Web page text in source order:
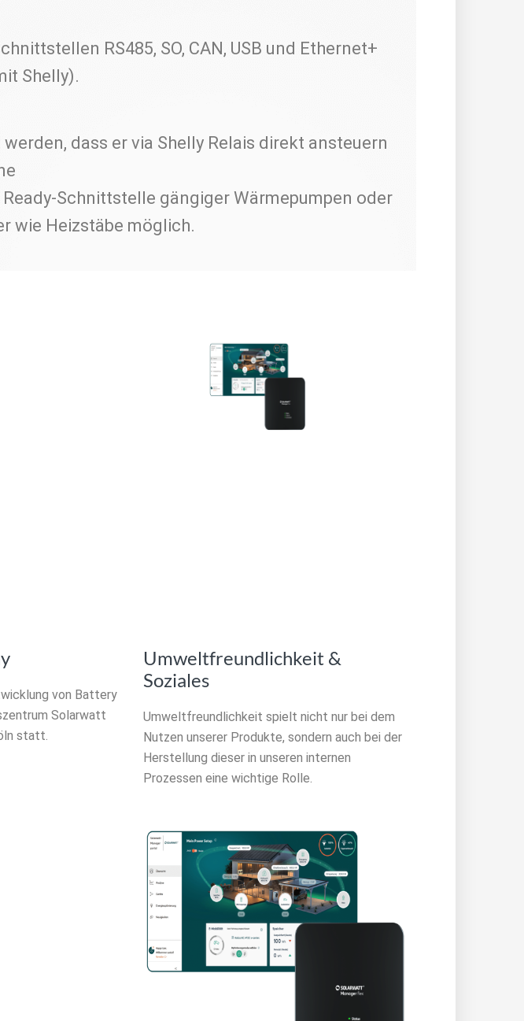
RS485, SO, CAN, USB und Ethernet+
Shelly).
dass er via Shelly Relais direkt ansteuern
Schnittstelle gängiger Wärmepumpen oder
wie Heizstäbe möglich.
von Battery
Solarwatt
statt.
Umweltfreundlichkeit &
Soziales
Umweltfreundlichkeit spielt nicht nur bei dem
Nutzen unserer Produkte, sondern auch bei der
Herstellung dieser in unseren internen
Prozessen eine wichtige Rolle.